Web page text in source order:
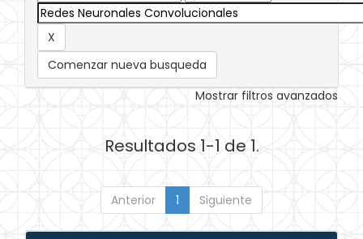
Comenzar nueva busqueda
Mostrar filtros avanzados
Resultados 1-1 de 1.
Anterior 1 Siguiente